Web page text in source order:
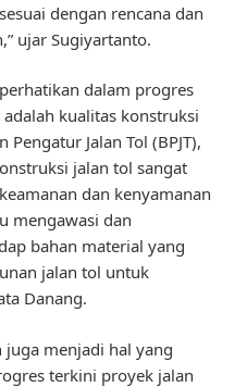
dengan rencana dan
ujar Sugiyartanto.
dalam progres
kualitas konstruksi
Jalan Tol (BPJT),
jalan tol sangat
dan kenyamanan
mengawasi dan
bahan material yang
jalan tol untuk
Danang.
juga menjadi hal yang
terkini proyek jalan